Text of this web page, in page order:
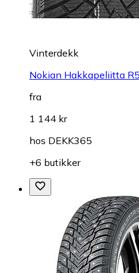
Vinterdekk
Nokian Hakkapeliitta
fra
1 144 kr
hos DEKK365
+6 butikker